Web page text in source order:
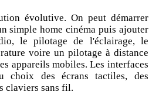
évolutive. On peut démarrer
simple home cinéma puis ajouter
le pilotage de l'éclairage, le
voire un pilotage à distance
appareils mobiles. Les interfaces
choix des écrans tactiles, des
claviers sans fil.